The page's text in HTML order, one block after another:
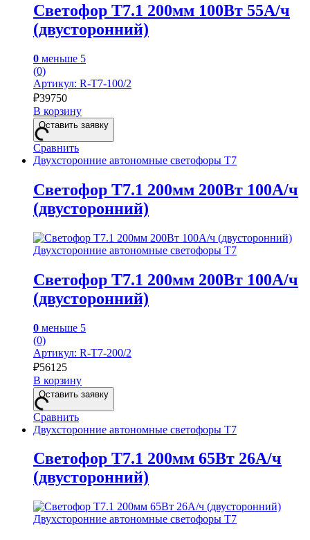
Светофор Т7.1 200мм 100Вт 55А/ч
(двусторонний)
0 меньше 5
(0)
Артикул: R-Т7-100/2
₽39750
В корзину
Оставить заявку
Сравнить
Двухсторонние автономные светофоры Т7
Светофор Т7.1 200мм 200Вт 100А/ч
(двусторонний)
Двухсторонние автономные светофоры Т7
Светофор Т7.1 200мм 200Вт 100А/ч
(двусторонний)
0 меньше 5
(0)
Артикул: R-Т7-200/2
₽56125
В корзину
Оставить заявку
Сравнить
Двухсторонние автономные светофоры Т7
Светофор Т7.1 200мм 65Вт 26А/ч
(двусторонний)
Двухсторонние автономные светофоры Т7